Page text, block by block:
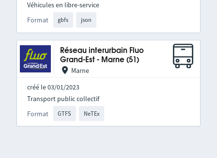
Format gbfs json
Véhicules en libre-service
Réseau interurbain Fluo
Grand-Est - Marne (51)
Marne
créé le 03/01/2023
Format GTFS NeTEx
Transport public collectif